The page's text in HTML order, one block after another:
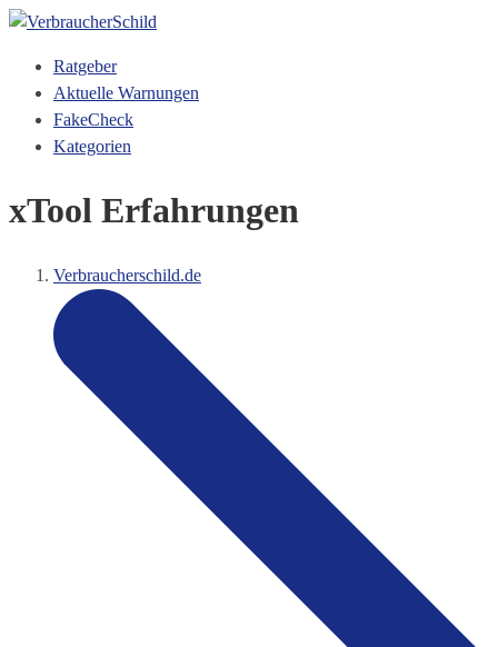
Ratgeber
Aktuelle Warnungen
FakeCheck
Kategorien
xTool Erfahrungen
Verbraucherschild.de